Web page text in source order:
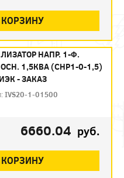
КОРЗИНУ
НАПР. 1-Ф.
1,5КВA (СНР1-0-1,5)
ИЭК - ЗАКАЗ
IVS20-1-01500
6660.04 руб.
КОРЗИНУ